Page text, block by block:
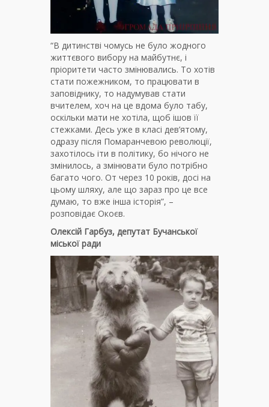
“В дитинстві чомусь не було жодного
життєвого вибору на майбутнє, і
пріоритети часто змінювались. То хотів
стати пожежником, то працювати в
заповіднику, то надумував стати
вчителем, хоч на це вдома було табу,
оскільки мати не хотіла, щоб ішов її
стежками. Десь уже в класі дев’ятому,
одразу після Помаранчевою революції,
захотілось іти в політику, бо нічого не
змінилось, а змінювати було потрібно
багато чого. От через 10 років, досі на
цьому шляху, але що зараз про це все
думаю, то вже інша історія”, –
розповідає Окоєв.
Олексій Гарбуз, депутат Бучанської
міської ради